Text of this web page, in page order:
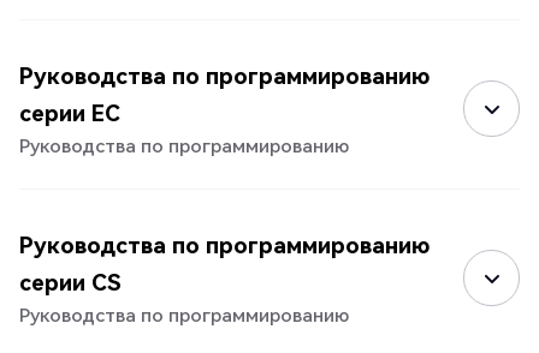
Руководства по программированию
серии EC
Руководства по программированию
Руководства по программированию
серии CS
Руководства по программированию